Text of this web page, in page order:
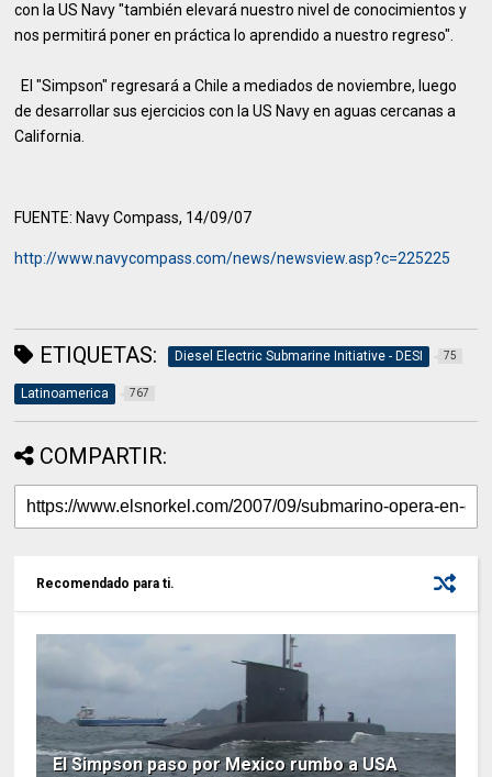
con la US Navy "también elevará nuestro nivel de conocimientos y
nos permitirá poner en práctica lo aprendido a nuestro regreso".
El "Simpson" regresará a Chile a mediados de noviembre, luego
de desarrollar sus ejercicios con la US Navy en aguas cercanas a
California.
FUENTE: Navy Compass, 14/09/07
http://www.navycompass.com/news/newsview.asp?c=225225
ETIQUETAS: Diesel Electric Submarine Initiative - DESI 75
Latinoamerica 767
COMPARTIR:
Recomendado para ti.
El Simpson paso por Mexico rumbo a USA